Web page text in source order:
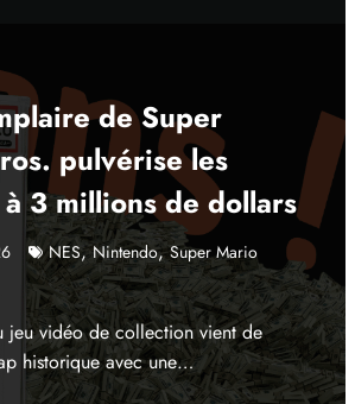
de Super
pulvérise les
3 millions de dollars
NES,Nintendo,Super Mario
jeu vidéo de collection vient de
historique avec une…